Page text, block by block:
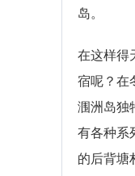
岛。
在这样得
宿呢？在
涠洲岛独
有各种系
的后背塘